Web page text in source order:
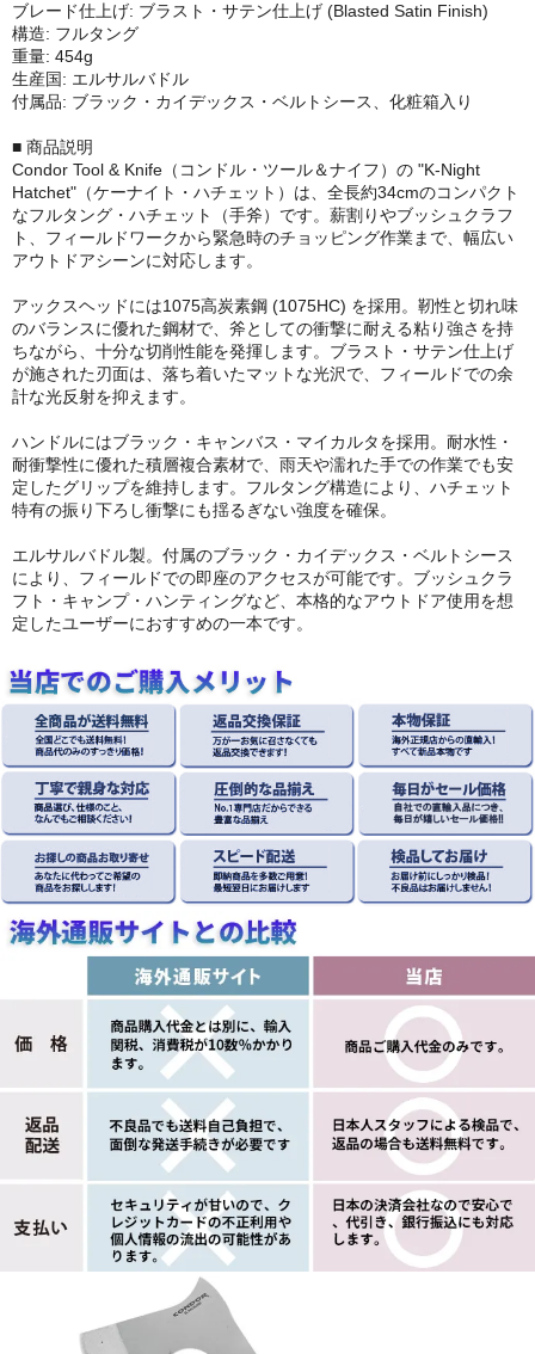
ブレード仕上げ: ブラスト・サテン仕上げ (Blasted Satin Finish)
構造: フルタング
重量: 454g
生産国: エルサルバドル
付属品: ブラック・カイデックス・ベルトシース、化粧箱入り
■ 商品説明
Condor Tool & Knife（コンドル・ツール＆ナイフ）の "K-Night
Hatchet"（ケーナイト・ハチェット）は、全長約34cmのコンパクト
なフルタング・ハチェット（手斧）です。薪割りやブッシュクラフ
ト、フィールドワークから緊急時のチョッピング作業まで、幅広い
アウトドアシーンに対応します。
アックスヘッドには1075高炭素鋼 (1075HC) を採用。靭性と切れ味
のバランスに優れた鋼材で、斧としての衝撃に耐える粘り強さを持
ちながら、十分な切削性能を発揮します。ブラスト・サテン仕上げ
が施された刃面は、落ち着いたマットな光沢で、フィールドでの余
計な光反射を抑えます。
ハンドルにはブラック・キャンバス・マイカルタを採用。耐水性・
耐衝撃性に優れた積層複合素材で、雨天や濡れた手での作業でも安
定したグリップを維持します。フルタング構造により、ハチェット
特有の振り下ろし衝撃にも揺るぎない強度を確保。
エルサルバドル製。付属のブラック・カイデックス・ベルトシース
により、フィールドでの即座のアクセスが可能です。ブッシュクラ
フト・キャンプ・ハンティングなど、本格的なアウトドア使用を想
定したユーザーにおすすめの一本です。